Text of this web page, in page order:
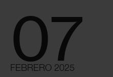
07
FEBRERO 2025